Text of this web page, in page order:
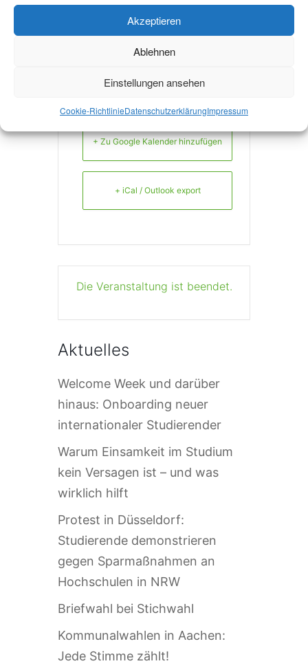
Akzeptieren
Ablehnen
Einstellungen ansehen
Cookie-RichtlinieDatenschutzerklärungImpressum
+ Zu Google Kalender hinzufügen
+ iCal / Outlook export
Die Veranstaltung ist beendet.
Aktuelles
Welcome Week und darüber
hinaus: Onboarding neuer
internationaler Studierender
Warum Einsamkeit im Studium
kein Versagen ist – und was
wirklich hilft
Protest in Düsseldorf:
Studierende demonstrieren
gegen Sparmaßnahmen an
Hochschulen in NRW
Briefwahl bei Stichwahl
Kommunalwahlen in Aachen:
Jede Stimme zählt!